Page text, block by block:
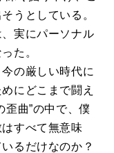
うとしている。
、実にパーソナル
た。
の厳しい時代に
にどこまで闘え
歪曲”の中で、僕
すべて無意味
るだけなのか？